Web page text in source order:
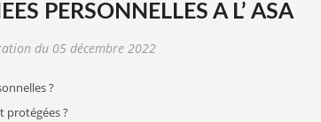
PERSONNELLES A L’ ASA
du 05 décembre 2022
?
protégées ?